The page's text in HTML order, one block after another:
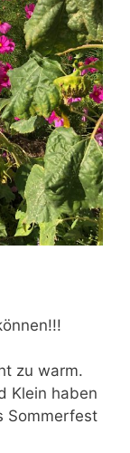
zu warm.
Klein haben
Sommerfest